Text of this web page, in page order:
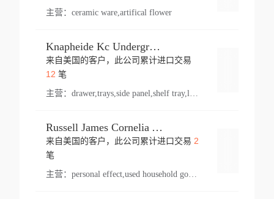
主营： ceramic ware,artifical flower
Knapheide Kc Underground
来自美国的客户，此公司累计进口交易
12 笔
主营：
Russell James Cornelia Arlington Va
来自美国的客户，此公司累计进口交易 2
笔
主营： personal effect,used household goods